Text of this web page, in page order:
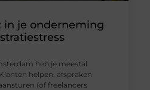
in je onderneming
heb je meestal
helpen, afspraken
(of freelancers